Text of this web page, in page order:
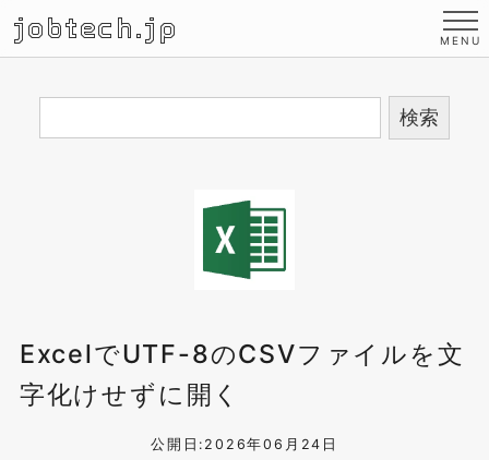
jobtech.jp
ExcelでUTF-8のCSVファイルを文
字化けせずに開く
公開日:2026年06月24日